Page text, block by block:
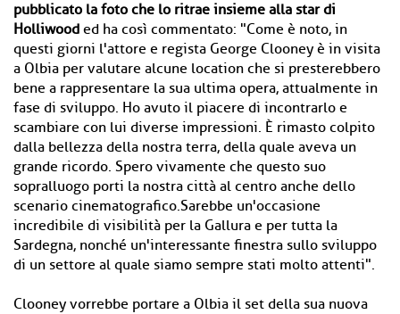
pubblicato la foto che lo ritrae insieme alla star di
Holliwood ed ha così commentato: "Come è noto, in
questi giorni l'attore e regista George Clooney è in visita
a Olbia per valutare alcune location che si presterebbero
bene a rappresentare la sua ultima opera, attualmente in
fase di sviluppo. Ho avuto il piacere di incontrarlo e
scambiare con lui diverse impressioni. È rimasto colpito
dalla bellezza della nostra terra, della quale aveva un
grande ricordo. Spero vivamente che questo suo
sopralluogo porti la nostra città al centro anche dello
scenario cinematografico.Sarebbe un'occasione
incredibile di visibilità per la Gallura e per tutta la
Sardegna, nonché un'interessante finestra sullo sviluppo
di un settore al quale siamo sempre stati molto attenti".
Clooney vorrebbe portare a Olbia il set della sua nuova